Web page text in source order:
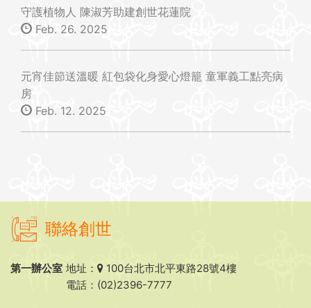
守護植物人 陳淑芳助建創世花蓮院
Feb. 26. 2025
元宵佳節送溫暖 紅包袋化身愛心燈籠 童軍義工點亮病
房
Feb. 12. 2025
聯絡創世
第一辦公室 地址：
100台北市北平東路28號4樓
電話：(02)2396-7777